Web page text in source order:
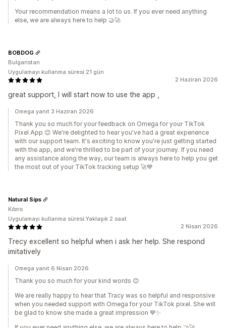
Your recommendation means a lot to us. If you ever need anything
else, we are always here to help 🤝🚀
2 Haziran 2026
great support, I will start now to use the app ,
BOBDOG
Bulgaristan
Uygulamayı kullanma süresi:21 gün
Omega yanıt 3 Haziran 2026
Thank you so much for your feedback on Omega for your TikTok
Pixel App 😊 We're delighted to hear you've had a great experience
with our support team. It's exciting to know you're just getting started
with the app, and we're thrilled to be part of your journey. If you need
any assistance along the way, our team is always here to help you get
the most out of your TikTok tracking setup 🚀💙
2 Nisan 2026
Trecy excellent so helpful when i ask her help. She respond
imitatively
Natural Sips
Kıbrıs
Uygulamayı kullanma süresi:Yaklaşık 2 saat
Omega yanıt 6 Nisan 2026
Thank you so much for your kind words 😊
We are really happy to hear that Tracy was so helpful and responsive
when you needed support with Omega for your TikTok pixel. She will
be glad to know she made a great impression 💙✨